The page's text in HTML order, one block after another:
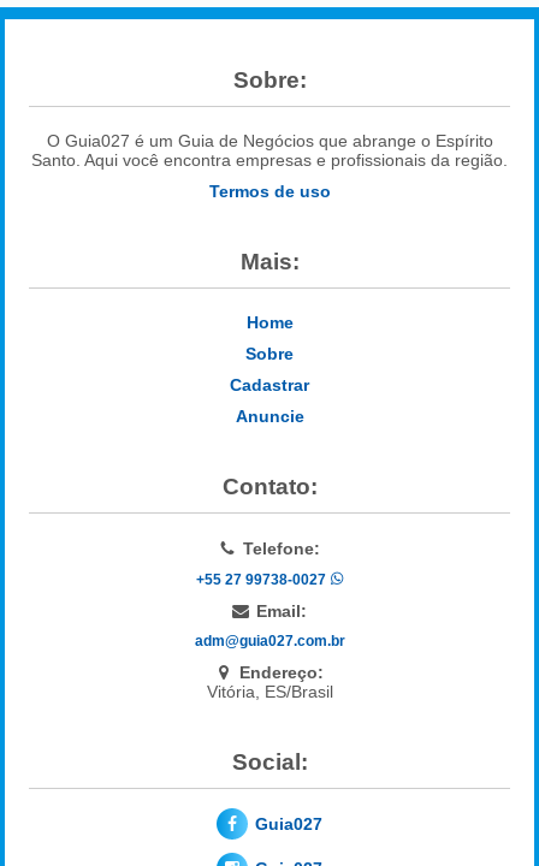
Sobre:
O Guia027 é um Guia de Negócios que abrange o Espírito
Santo. Aqui você encontra empresas e profissionais da região.
Termos de uso
Mais:
Home
Sobre
Cadastrar
Anuncie
Contato:
Telefone:
+55 27 99738-0027
Email:
adm@guia027.com.br
Endereço:
Vitória, ES/Brasil
Social:
Guia027